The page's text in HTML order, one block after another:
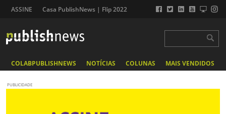
ASSINE Casa PublishNews | Flip 2022
COLABPUBLISHNEWS NOTÍCIAS COLUNAS MAIS VENDIDOS
PUBLICIDADE